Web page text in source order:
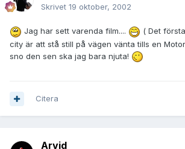
Skrivet 19 oktober, 2002
Jag har sett varenda film....
( Det
city är att stå still på vägen vänta tills en
sno den sen ska jag bara njuta!
Citera
Arvid